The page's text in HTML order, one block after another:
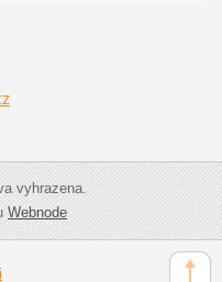
vyhrazena.
Webnode